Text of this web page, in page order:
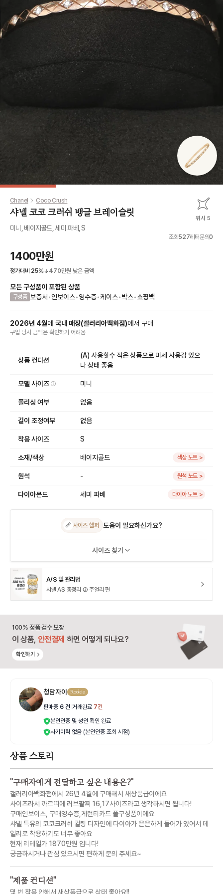
Chanel Coco Crush
샤넬 코코 크러쉬 뱅글 브레이슬릿 위시 5
미니, 베이지골드, 세미 파베, S
조회527레터문의0
1400만원
정가대비 25% 470만원 낮은 금액
모든 구성품이 포함된 상품
구성품 보증서 •인보이스•영수증•케이스•박스•쇼핑백
2026년 4월에 국내 매장(갤러리아백화점)에서 구매
구입 당시 금액은 확인하기 어려움
상품 컨디션
(A) 사용횟수 적은 상품으로 미세 사용감 있으
나 상태 좋음
모델 사이즈 미니
폴리싱 여부 없음
길이 조정여부 없음
착용 사이즈 S
소재/색상 베이지골드 색상 노트 >
원석 - 원석 노트 >
다이아몬드 세미 파베 다이아 노트 >
📏 사이즈 헬퍼 도움이 필요하신가요?
사이즈 찾기
A/S 및 관리법
샤넬 AS 총정리 ② 주얼리 편
100% 정품 검수 보장
이 상품, 안전결제 하면 어떻게 되나요?
확인하기
청담자이 Rookie
판매중 6 건 거래완료 7건
본인인증 및 성인 확인 완료
사기이력 없음 (본인인증 조회 시점)
상품 스토리
"구매자에게 전달하고 싶은 내용은?"
갤러리아백화점에서 26년 4월에 구매해서 새상품급이에요
사이즈라서 까르띠에 러브팔찌 16,17사이즈라고 생각하시면 됩니다!
구매인보이스, 구매영수증,게런티카드 풀구성품이에요
샤넬 특유의 코코크러쉬 퀼팅 디자인에 다이아가 은은하게 들어가 있어서 데
일리로 착용하기도 너무 좋아요
현재 리테일가 1870만원 입니다!
궁금하시거나 관심 있으시면 편하게 문의 주세요~
"제품 컨디션"
몇 번 착용 안해서 새상품급으로 상태 좋아요!!